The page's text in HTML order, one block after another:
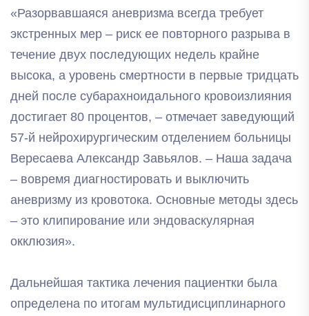
«Разорвавшаяся аневризма всегда требует
экстренных мер – риск ее повторного разрыва в
течение двух последующих недель крайне
высока, а уровень смертности в первые тридцать
дней после субарахноидального кровоизлияния
достигает 80 процентов, – отмечает заведующий
57-й нейрохирургическим отделением больницы
Вересаева Александр Завьялов. – Наша задача
– вовремя диагностировать и выключить
аневризму из кровотока. Основные методы здесь
– это клипирование или эндоваскулярная
окклюзия».
Дальнейшая тактика лечения пациентки была
определена по итогам мультидисциплинарного